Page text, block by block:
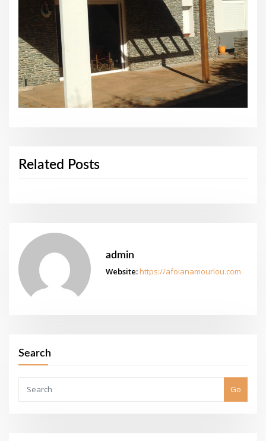
Related Posts
admin
Website: https://afoianamourlou.com
Search
Go